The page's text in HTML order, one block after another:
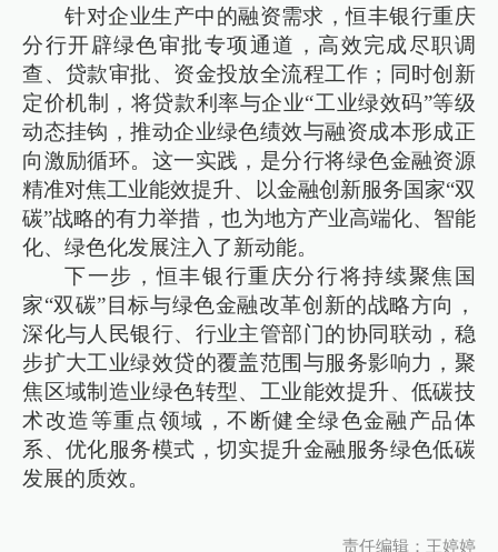
针对企业生产中的融资需求，恒丰银行重庆
分行开辟绿色审批专项通道，高效完成尽职调
查、贷款审批、资金投放全流程工作；同时创新
定价机制，将贷款利率与企业“工业绿效码”等级
动态挂钩，推动企业绿色绩效与融资成本形成正
向激励循环。这一实践，是分行将绿色金融资源
精准对焦工业能效提升、以金融创新服务国家“双
碳”战略的有力举措，也为地方产业高端化、智能
化、绿色化发展注入了新动能。
下一步，恒丰银行重庆分行将持续聚焦国
家“双碳”目标与绿色金融改革创新的战略方向，
深化与人民银行、行业主管部门的协同联动，稳
步扩大工业绿效贷的覆盖范围与服务影响力，聚
焦区域制造业绿色转型、工业能效提升、低碳技
术改造等重点领域，不断健全绿色金融产品体
系、优化服务模式，切实提升金融服务绿色低碳
发展的质效。
责任编辑：王婷婷